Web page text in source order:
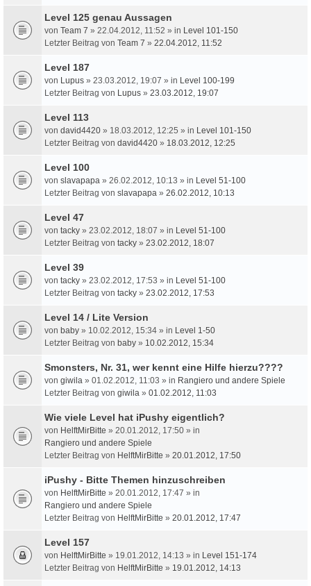
Level 125 genau Aussagen
von Team 7 » 22.04.2012, 11:52 » in Level 101-150
Letzter Beitrag von Team 7 » 22.04.2012, 11:52
Level 187
von Lupus » 23.03.2012, 19:07 » in Level 100-199
Letzter Beitrag von Lupus » 23.03.2012, 19:07
Level 113
von david4420 » 18.03.2012, 12:25 » in Level 101-150
Letzter Beitrag von david4420 » 18.03.2012, 12:25
Level 100
von slavapapa » 26.02.2012, 10:13 » in Level 51-100
Letzter Beitrag von slavapapa » 26.02.2012, 10:13
Level 47
von tacky » 23.02.2012, 18:07 » in Level 51-100
Letzter Beitrag von tacky » 23.02.2012, 18:07
Level 39
von tacky » 23.02.2012, 17:53 » in Level 51-100
Letzter Beitrag von tacky » 23.02.2012, 17:53
Level 14 / Lite Version
von baby » 10.02.2012, 15:34 » in Level 1-50
Letzter Beitrag von baby » 10.02.2012, 15:34
Smonsters, Nr. 31, wer kennt eine Hilfe hierzu????
von giwila » 01.02.2012, 11:03 » in Rangiero und andere Spiele
Letzter Beitrag von giwila » 01.02.2012, 11:03
Wie viele Level hat iPushy eigentlich?
von HelftMirBitte » 20.01.2012, 17:50 » in
Rangiero und andere Spiele
Letzter Beitrag von HelftMirBitte » 20.01.2012, 17:50
iPushy - Bitte Themen hinzuschreiben
von HelftMirBitte » 20.01.2012, 17:47 » in
Rangiero und andere Spiele
Letzter Beitrag von HelftMirBitte » 20.01.2012, 17:47
Level 157
von HelftMirBitte » 19.01.2012, 14:13 » in Level 151-174
Letzter Beitrag von HelftMirBitte » 19.01.2012, 14:13